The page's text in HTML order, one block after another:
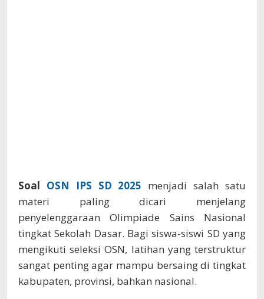
Soal OSN IPS SD 2025 menjadi salah satu
materi paling dicari menjelang
penyelenggaraan Olimpiade Sains Nasional
tingkat Sekolah Dasar. Bagi siswa-siswi SD yang
mengikuti seleksi OSN, latihan yang terstruktur
sangat penting agar mampu bersaing di tingkat
kabupaten, provinsi, bahkan nasional.